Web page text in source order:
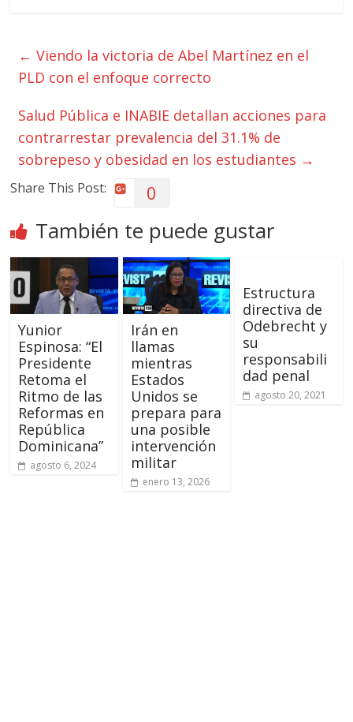
← Viendo la victoria de Abel Martínez en el
PLD con el enfoque correcto
Salud Pública e INABIE detallan acciones para
contrarrestar prevalencia del 31.1% de
sobrepeso y obesidad en los estudiantes →
Share This Post: 0
También te puede gustar
Yunior
Espinosa: “El
Presidente
Retoma el
Ritmo de las
Reformas en
República
Dominicana”
agosto 6, 2024
Irán en
llamas
mientras
Estados
Unidos se
prepara para
una posible
intervención
militar
enero 13, 2026
Estructura
directiva de
Odebrecht y
su
responsabili
dad penal
agosto 20, 2021